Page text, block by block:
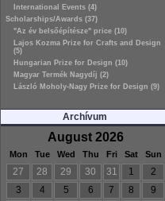
International Events (4)
Scholarships/Awards (37)
"Az év belsőépítésze" price (10)
Lajos Kozma Prize for Crafts and Design
(5)
Hungarian Prize for Design (10)
Magyar Termék Nagydíj (2)
László Moholy-Nagy Prize for Design (9)
Archívum
August 2026
Mon Tue Wed Thu Fri Sat Sun
27 28 29 30 31 1
2
3
4 5 6 7 8
9